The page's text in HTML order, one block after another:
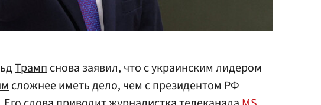
Трампснова заявил, что с украинским лидером
сложнее иметь дело, чем с президентом РФ